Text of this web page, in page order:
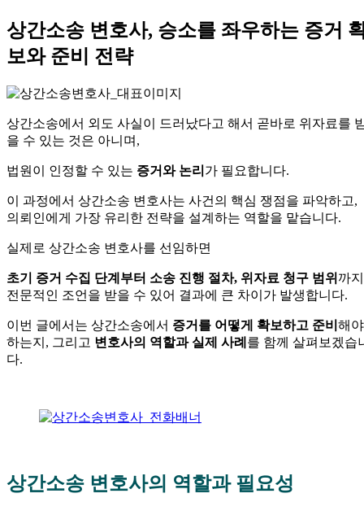
상간소송 변호사, 승소를 좌우하는 증거
보와 준비 전략
상간소송에서 외도 사실이 드러났다고 해서 곧바로 위자료를
을 수 있는 것은 아니며,
법원이 인정할 수 있는 증거와 논리 가 필요합니다.
이 과정에서 상간소송 변호사는 사건의 핵심 쟁점을 파악하고,
의뢰인에게 가장 유리한 전략을 설계하는 역할을 맡습니다.
실제로 상간소송 변호사를 선임하면
초기 증거 수집 단계부터 소송 진행 절차, 위자료 청구 범위 까지
전문적인 조언을 받을 수 있어 결과에 큰 차이가 발생합니다.
이번 글에서는 상간소송에서 증거를 어떻게 확보하고 준비 해야
하는지, 그리고 변호사의 역할과 실제 사례 를 함께 살펴보겠습
다.
상간소송 변호사의 역할과 필요성